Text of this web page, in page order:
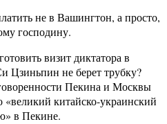
не в Вашингтон, а просто,
господину.
визит диктатора в
не берет трубку?
Пекина и Москвы
китайско-украинский
в Пекине.